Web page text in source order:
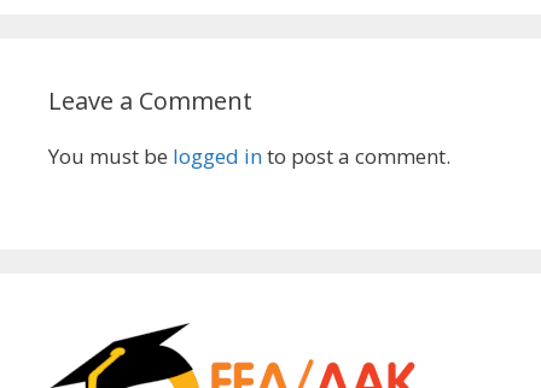
Leave a Comment
You must be logged into post a comment.